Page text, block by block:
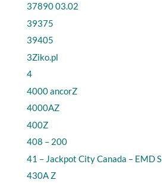
37890 03.02
39375
39405
3Ziko.pl
4
4000 ancorZ
4000AZ
400Z
408 – 200
41 – Jackpot City Canada – EMD S
430A Z